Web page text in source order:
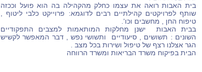
בית האבות רואה את עצמו כחלק מהקהילה בה הוא פועל וככזה
שותף לפרויקטים קהילתיים רבים לדוגמא: פרוייקט כלבי ליטוף ,
טיפוח החן , מחשבים וכו'.
בבית האבות ישנן מחלקות המותאמות למצבים התפקודיים
השונים : תשושים , סיעודיים ותשושי נפש , דבר המאפשר לקשיש
הגר אצלנו רצף של טיפול ושירות בכל מצב .
הבית בפיקוח משרד הבריאות ומשרד הרווחה